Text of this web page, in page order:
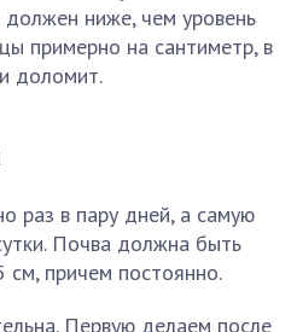
должен ниже, чем уровень
примерно на сантиметр, в
доломит.
раз в пару дней, а самую
Почва должна быть
см, причем постоянно.
Первую делаем после